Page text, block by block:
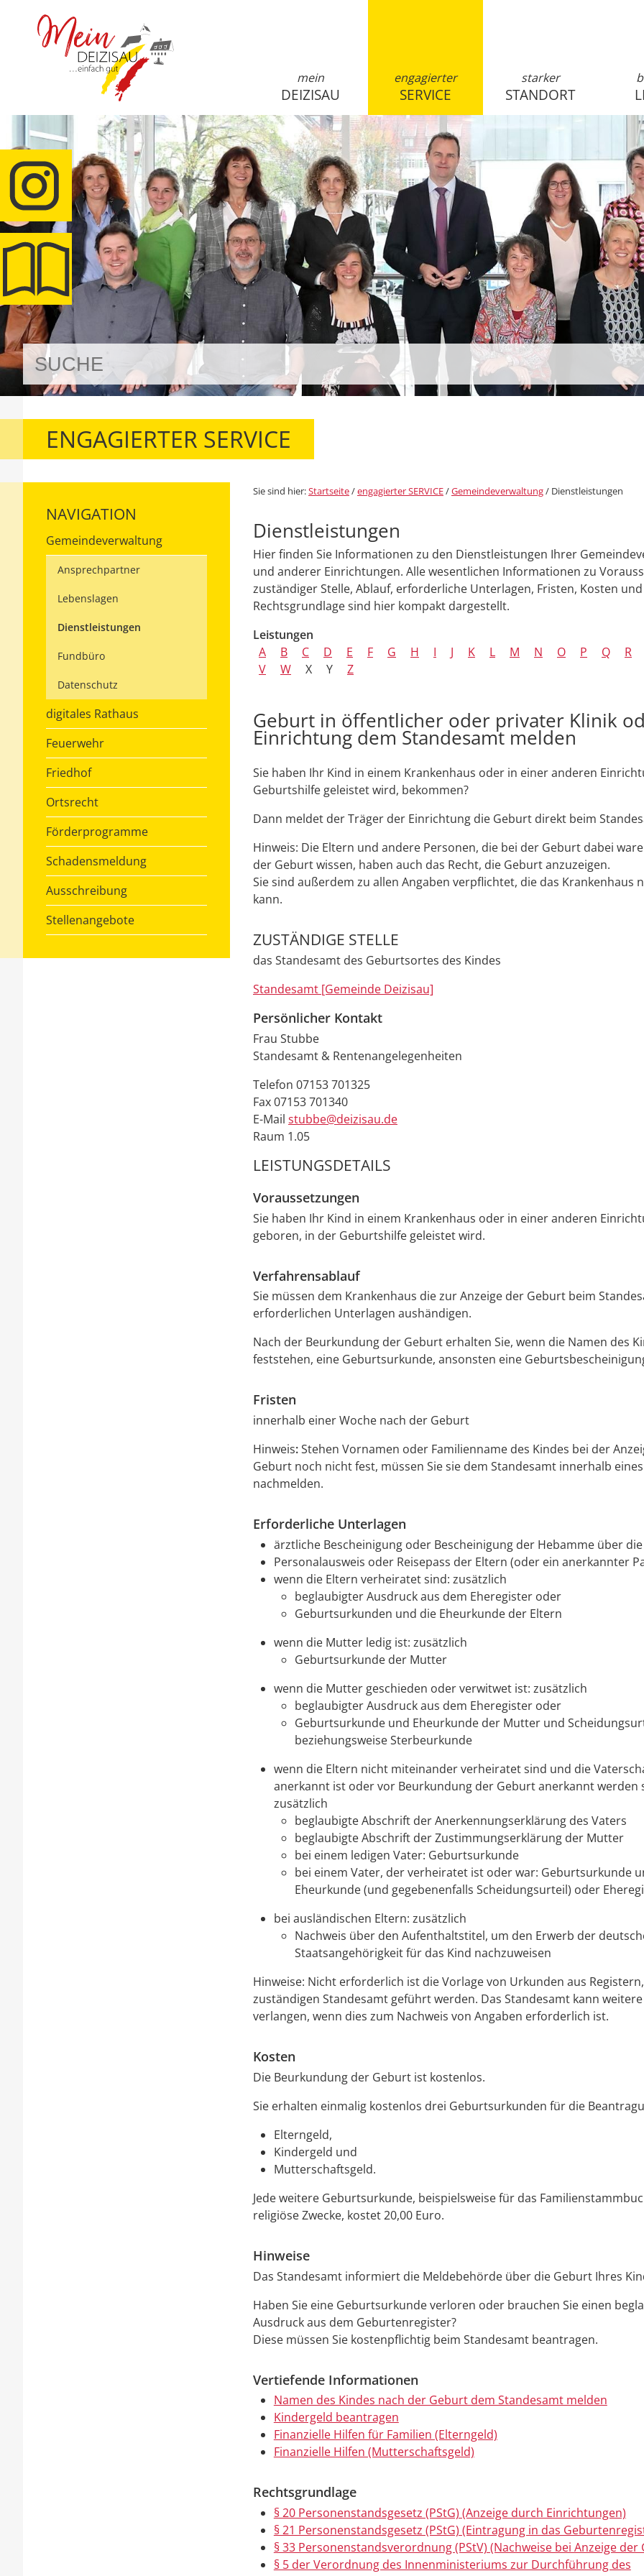
mein
DEIZISAU
engagierter
SERVICE
starker
STANDORT
ENGAGIERTER SERVICE
NAVIGATION
Gemeindeverwaltung
Ansprechpartner
Lebenslagen
Dienstleistungen
Fundbüro
Datenschutz
digitales Rathaus
Feuerwehr
Friedhof
Ortsrecht
Förderprogramme
Schadensmeldung
Ausschreibung
Stellenangebote
Sie sind hier:Startseite/engagierter SERVICE/Gemeindeverwaltung/ Dienstleistungen
Dienstleistungen
Hier finden Sie Informationen zu den Dienstleistungen Ihrer
und anderer Einrichtungen. Alle wesentlichen Informationen zu
zuständiger Stelle, Ablauf, erforderliche Unterlagen, Fristen, Kosten
Rechtsgrundlage sind hier kompakt dargestellt.
Leistungen
A
B C D E F G H I J K L M N O P Q
R
V
W X Y Z
Geburt in öffentlicher oder privater Klinik
Einrichtung dem Standesamt melden
Sie haben Ihr Kind in einem Krankenhaus oder in einer anderen
Geburtshilfe geleistet wird, bekommen?
Dann meldet der Träger der Einrichtung die Geburt direkt beim
Hinweis: Die Eltern und andere Personen, die bei der Geburt dabei
der Geburt wissen, haben auch das Recht, die Geburt anzuzeigen.
Sie sind außerdem zu allen Angaben verpflichtet, die das Krankenhaus
kann.
ZUSTÄNDIGE STELLE
das Standesamt des Geburtsortes des Kindes
Standesamt [Gemeinde Deizisau]
Persönlicher Kontakt
Frau Stubbe
Standesamt & Rentenangelegenheiten
Telefon 07153 701325
Fax07153 701340
E-Mail stubbe@deizisau.de
Raum 1.05
LEISTUNGSDETAILS
Voraussetzungen
Sie haben Ihr Kind in einem Krankenhaus oder in einer anderen
geboren, in der Geburtshilfe geleistet wird.
Verfahrensablauf
Sie müssen dem Krankenhaus die zur Anzeige der Geburt beim
erforderlichen Unterlagen aushändigen.
Nach der Beurkundung der Geburt erhalten Sie, wenn die Namen des
feststehen, eine Geburtsurkunde, ansonsten eine
Fristen
innerhalb einer Woche nach der Geburt
Hinweis:Stehen Vornamen oder Familienname des Kindes bei der
Geburt noch nicht fest, müssen Sie sie dem Standesamt innerhalb
nachmelden.
Erforderliche Unterlagen
ärztliche Bescheinigung oder Bescheinigung der Hebamme über
Personalausweis oder Reisepass der Eltern (oder ein anerkannter
wenn die Eltern verheiratet sind: zusätzlich
beglaubigter Ausdruck aus dem Eheregister oder
Geburtsurkunden und die Eheurkunde der Eltern
wenn die Mutter ledig ist: zusätzlich
Geburtsurkunde der Mutter
wenn die Mutter geschieden oder verwitwet ist: zusätzlich
beglaubigter Ausdruck aus dem Eheregister oder
Geburtsurkunde und Eheurkunde der Mutter und
beziehungsweise Sterbeurkunde
wenn die Eltern nicht miteinander verheiratet sind und die
anerkannt ist oder vor Beurkundung der Geburt anerkannt werden
zusätzlich
beglaubigte Abschrift der Anerkennungserklärung des Vaters
beglaubigte Abschrift der Zustimmungserklärung der Mutter
bei einem ledigen Vater: Geburtsurkunde
bei einem Vater, der verheiratet ist oder war: Geburtsurkunde
Eheurkunde (und gegebenenfalls Scheidungsurteil) oder
bei ausländischen Eltern: zusätzlich
Nachweis über den Aufenthaltstitel, um den Erwerb der
Staatsangehörigkeit für das Kind nachzuweisen
Hinweise: Nicht erforderlich ist die Vorlage von Urkunden aus
zuständigen Standesamt geführt werden. Das Standesamt kann
verlangen, wenn dies zum Nachweis von Angaben erforderlich ist.
Kosten
Die Beurkundung der Geburt ist kostenlos.
Sie erhalten einmalig kostenlos drei Geburtsurkunden für die
Elterngeld,
Kindergeld und
Mutterschaftsgeld.
Jede weitere Geburtsurkunde, beispielsweise für das
religiöse Zwecke, kostet 20,00 Euro.
Hinweise
Das Standesamt informiert die Meldebehörde über die Geburt Ihres
Haben Sie eine Geburtsurkunde verloren oder brauchen Sie einen
Ausdruck aus dem Geburtenregister?
Diese müssen Sie kostenpflichtig beim Standesamt beantragen.
Vertiefende Informationen
Namen des Kindes nach der Geburt dem Standesamt melden
Kindergeld beantragen
Finanzielle Hilfen für Familien (Elterngeld)
Finanzielle Hilfen (Mutterschaftsgeld)
Rechtsgrundlage
§ 20 Personenstandsgesetz (PStG) (Anzeige durch Einrichtungen)
§ 21 Personenstandsgesetz (PStG) (Eintragung in das
§ 33 Personenstandsverordnung (PStV) (Nachweise bei Anzeige der
§ 5 der Verordnung des Innenministeriums zur Durchführung des